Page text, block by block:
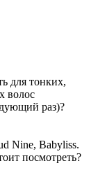
для тонких,
волос
раз)?
Nine, Babyliss.
посмотреть?